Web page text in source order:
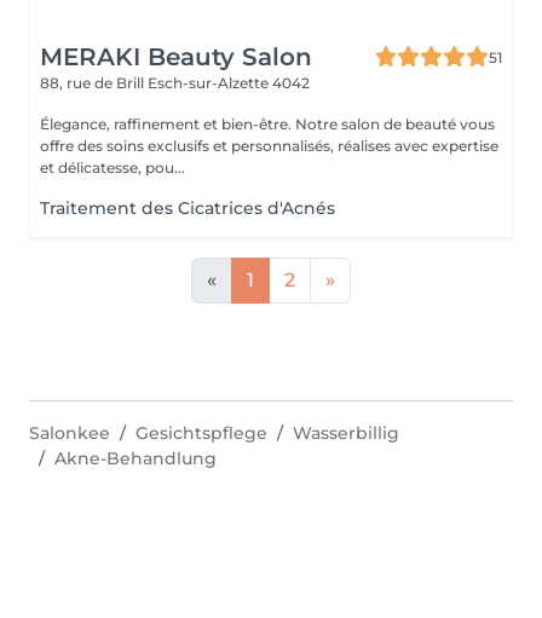
MERAKI Beauty Salon
51
88, rue de Brill Esch-sur-Alzette 4042
Élegance, raffinement et bien-être. Notre salon de beauté vous
offre des soins exclusifs et personnalisés, réalises avec expertise
et délicatesse, pou...
Traitement des Cicatrices d'Acnés
« 1 2 »
Salonkee Gesichtspflege
Wasserbillig
Akne-Behandlung